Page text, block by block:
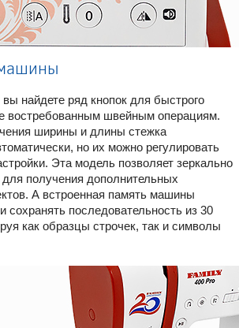
найдете ряд кнопок для быстрого
востребованным швейным операциям.
ширины и длины стежка
но их можно регулировать
Эта модель позволяет зеркально
получения дополнительных
А встроенная память машины
сохранять последовательность из 30
как образцы строчек, так и символы